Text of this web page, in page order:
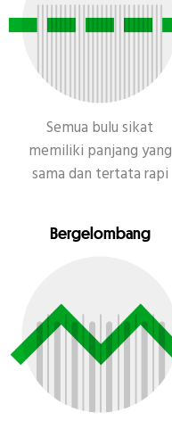
Semua bulu sikat
memiliki panjang yang
sama dan tertata rapi
Bergelombang